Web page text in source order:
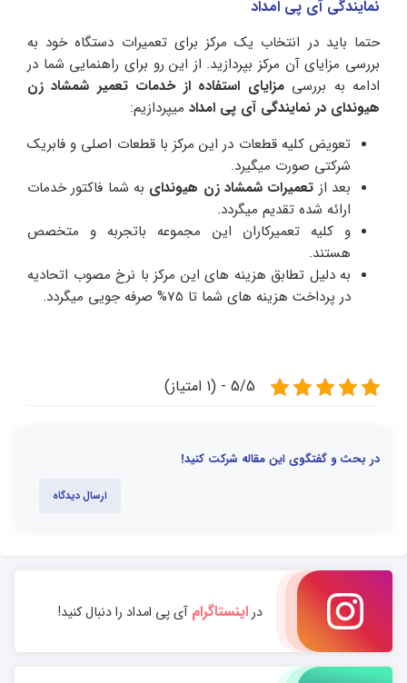
نمایندگی آی پی امداد
حتما باید در انتخاب یک مرکز برای تعمیرات دستگاه خود به
بررسی مزایای آن مرکز بپردازید. از این رو برای راهنمایی شما در
ادامه به بررسیمزایای استفاده از خدمات تعمیر شمشاد زن
هیوندای در نمایندگی آی پی امداد میپردازیم:
تعویض کلیه قطعات در این مرکز با قطعات اصلی و فابریک
شرکتی صورت میگیرد.
بعد از تعمیرات شمشاد زن هیوندای به شما فاکتور خدمات
ارائه شده تقدیم میگردد.
و کلیه تعمیرکاران این مجموعه باتجربه و متخصص
هستند.
به دلیل تطابق هزینه های این مرکز با نرخ مصوب اتحادیه
در پرداخت هزینه های شما تا 75% صرفه جویی میگردد.
5/5 - (1 امتیاز)
در بحث و گفتگوی این مقاله شرکت کنید!
ارسال دیدگاه
دراینستاگرامآی پی امداد را دنبال کنید!